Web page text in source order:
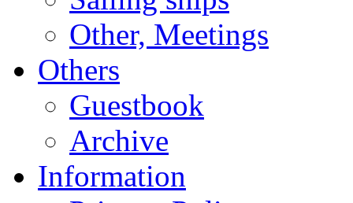
Other, Meetings
Others
Guestbook
Archive
Information